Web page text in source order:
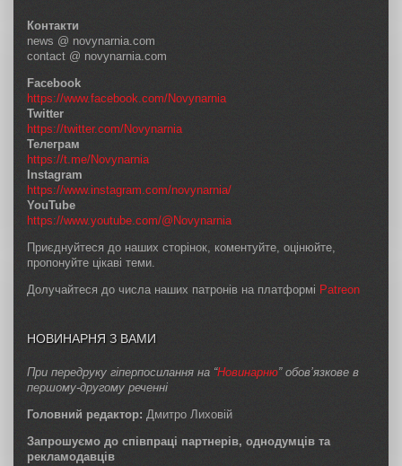
Контакти
news @ novynarnia.com
contact @ novynarnia.com
Facebook
https://www.facebook.com/Novynarnia
Twitter
https://twitter.com/Novynarnia
Телеграм
https://t.me/Novynarnia
Instagram
https://www.instagram.com/novynarnia/
YouTube
https://www.youtube.com/@Novynarnia
Приєднуйтеся до наших сторінок, коментуйте, оцінюйте,
пропонуйте цікаві теми.
Долучайтеся до числа наших патронів на платформі Patreon
НОВИНАРНЯ З ВАМИ
При передруку гіперпосилання на “Новинарню” обов’язкове в
першому-другому реченні
Головний редактор: Дмитро Лиховій
Запрошуємо до співпраці партнерів, однодумців та
рекламодавців